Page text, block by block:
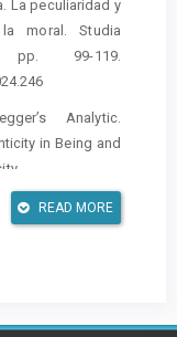
La peculiaridad y
moral. Studia
pp. 99-119.
Analytic.
in Being and
und Vollzug.
des faktischen
READ MORE